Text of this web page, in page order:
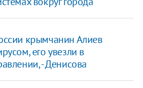
крымчанин Алиев
его увезли в
- Денисова